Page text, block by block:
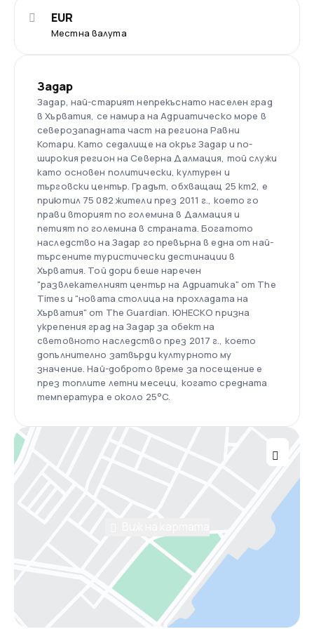
Местна валута
EUR
Задар
Задар, най-старият непрекъснато населен град
в Хърватия, се намира на Адриатическо море в
северозападната част на региона Равни
Котари. Като седалище на окръг Задар и по-
широкия регион на Северна Далмация, той служи
като основен политически, културен и
търговски център. Градът, обхващащ 25 km2, е
приютил 75 082 жители през 2011 г., което го
прави вторият по големина в Далмация и
петият по големина в страната. Богатото
наследство на Задар го превърна в една от най-
търсените туристически дестинации в
Хърватия. Той дори беше наречен
"развлекателният център на Адриатика" от The
Times и "новата столица на прохладата на
Хърватия" от The Guardian. ЮНЕСКО призна
укрепения град на Задар за обект на
световното наследство през 2017 г., което
допълнително затвърди културното му
значение. Най-доброто време за посещение е
през топлите летни месеци, когато средната
температура е около 25°C.